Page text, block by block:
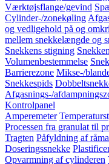
Værktøjsflange/gevind
Cylinder-/zonekøling
og vedligehold på og
mellem snekkelængde og
Snekkens stigning
Volumenbestemmelse
Barrierezone Mikse-/
Snekkespids
Afgasnings-/
Kontrolpanel
Amperemeter
Processen fra granulat til
Tragten Påfyldning af
Doseringssnekke
Opvarmning af cylinderen